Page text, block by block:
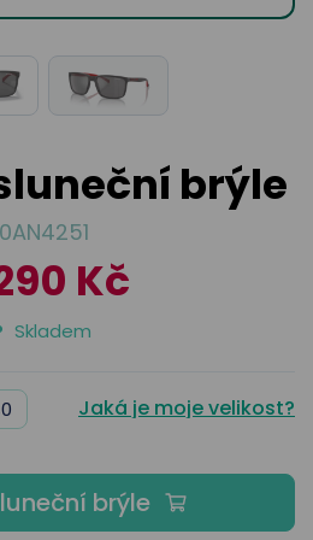
brýle
brýle
0AN4251
Kč
Skladem
Jaká je moje velikost?
brýle